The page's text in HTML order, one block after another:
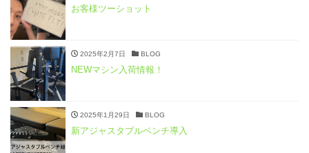
お客様ツーショット
2025年2月7日 BLOG
NEWマシン入荷情報！
2025年1月29日 BLOG
新アジャスタブルベンチ導入